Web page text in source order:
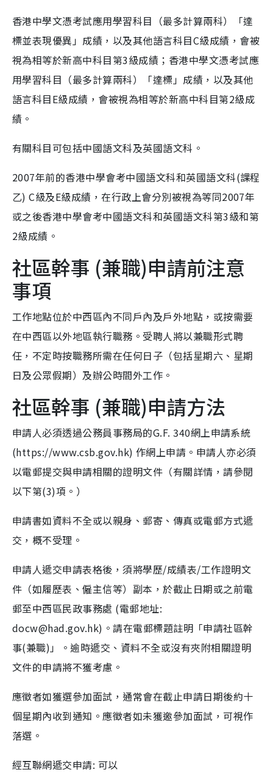
香港中學文憑考試應用學習科目（最多計算兩科）「達
標並表現優異」成績，以及其他語言科目C級成績，會被
視為相等於新高中科目第3級成績；香港中學文憑考試應
用學習科目（最多計算兩科）「達標」成績，以及其他
語言科目E級成績，會被視為相等於新高中科目第2級成
績。
有關科目可包括中國語文科及英國語文科。
2007年前的香港中學會考中國語文科和英國語文科(課程
乙) C級及E級成績，在行政上會分別被視為等同2007年
或之後香港中學會考中國語文科和英國語文科第3級和第
2級成績。
社區幹事 (兼職)申請前注意
事項
工作地點位於中西區內不同戶內及戶外地點，或按需要
在中西區以外地區執行職務。受聘人將以兼職形式聘
任，不定時按職務所需在任何日子（包括星期六、星期
日及公眾假期）及辦公時間外工作。
社區幹事 (兼職)申請方法
申請人必須透過公務員事務局的G.F. 340網上申請系統
(https://www.csb.gov.hk) 作網上申請。申請人亦必須
以電郵提交與申請相關的證明文件（有關詳情，請參閱
以下第(3)項。）
申請書如資料不全或以親身、郵寄、傳真或電郵方式遞
交，概不受理。
申請人遞交申請表格後，須將學歷/成績表/工作證明文
件（如履歷表、僱主信等）副本，於截止日期或之前電
郵至中西區民政事務處 (電郵地址:
docw@had.gov.hk)。請在電郵標題註明「申請社區幹
事(兼職)」。逾時遞交、資料不全或沒有夾附相關證明
文件的申請將不獲考慮。
應徵者如獲選參加面試，通常會在截止申請日期後約十
個星期內收到通知。應徵者如未獲邀參加面試，可視作
落選。
經互聯網遞交申請: 可以